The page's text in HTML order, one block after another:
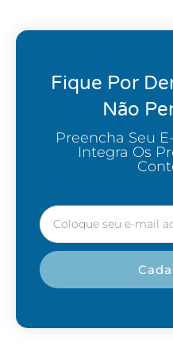
Fique Por
Não
Preencha Seu
Integra Os